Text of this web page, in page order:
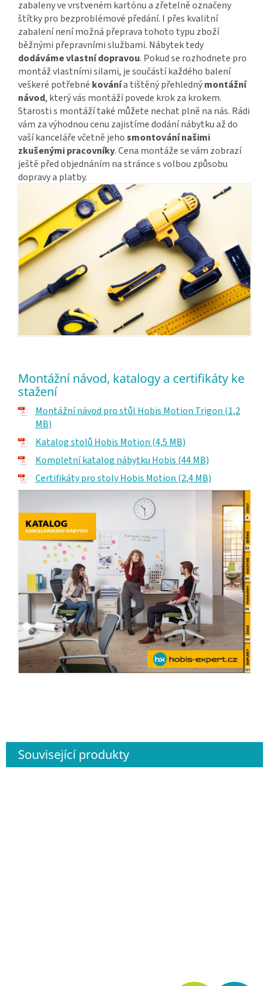
Související produkty
zabaleny ve vrstveném kartónu a zřetelně označeny
štítky pro bezproblémové předání. I přes kvalitní
zabalení není možná přeprava tohoto typu zboží
běžnými přepravními službami. Nábytek tedy
dodáváme vlastní dopravou. Pokud se rozhodnete pro
montáž vlastními silami, je součástí každého balení
veškeré potřebné kovánía tištěný přehlednýmontážní
návod, který vás montáží povede krok za krokem.
Starosti s montáží také můžete nechat plně na nás. Rádi
vám za výhodnou cenu zajistíme dodání nábytku až do
vaší kanceláře včetně jehosmontování našimi
zkušenými pracovníky. Cena montáže se vám zobrazí
ještě před objednáním na stránce s volbou způsobu
dopravy a platby.
Montážní návod, katalogy a certifikáty ke
stažení
Montážní návod pro stůl Hobis Motion Trigon (1,2
MB)
Katalog stolů Hobis Motion (4,5 MB)
Kompletní katalog nábytku Hobis (44 MB)
Certifikáty pro stoly Hobis Motion (2,4 MB)